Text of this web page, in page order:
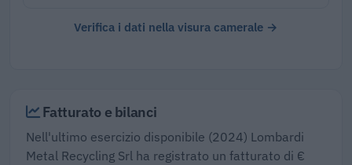
Verifica i dati nella visura camerale →
Fatturato e bilanci
Nell'ultimo esercizio disponibile (2024) Lombardi
Metal Recycling Srl ha registrato un fatturato di €